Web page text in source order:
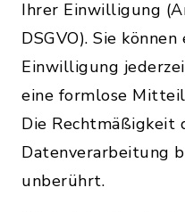
Ihrer Einwilligung
DSGVO). Sie
Einwilligung
eine formlose
Die
Datenverarbeitung
unberührt.